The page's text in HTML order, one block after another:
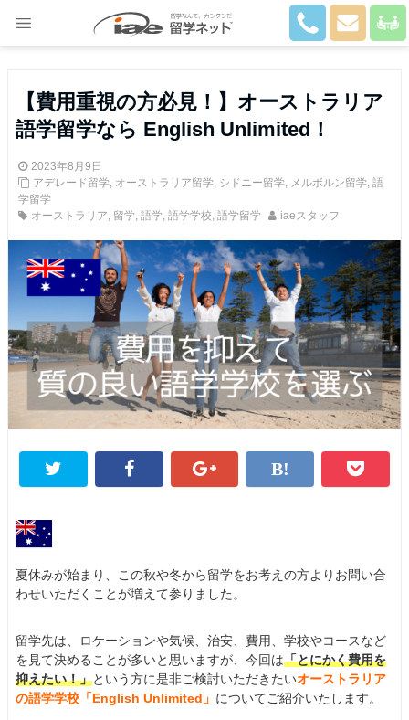
【費用重視の方必見！】オーストラリア
語学留学なら English Unlimited！
2023年8月9日
アデレード留学, オーストラリア留学, シドニー留学, メルボルン留学, 語
学留学
オーストラリア, 留学, 語学, 語学学校, 語学留学 iaeスタッフ
夏休みが始まり、この秋や冬から留学をお考えの方よりお問い合
わせいただくことが増えて参りました。
留学先は、ロケーションや気候、治安、費用、学校やコースなど
を見て決めることが多いと思いますが、今回は「とにかく費用を
抑えたい！」という方に是非ご検討いただきたいオーストラリア
の語学学校「English Unlimited」 についてご紹介いたします。